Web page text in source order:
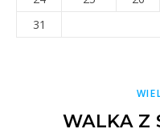
31
WALKA Z